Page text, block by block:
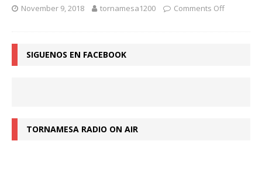
November 9, 2018 tornamesa1200 Comments Off
SIGUENOS EN FACEBOOK
TORNAMESA RADIO ON AIR